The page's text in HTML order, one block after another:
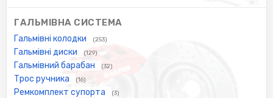
ГАЛЬМІВНА СИСТЕМА
Гальмівні колодки (253)
Гальмівні диски (129)
Гальмівний барабан (32)
Трос ручника (16)
Ремкомплект супорта (3)